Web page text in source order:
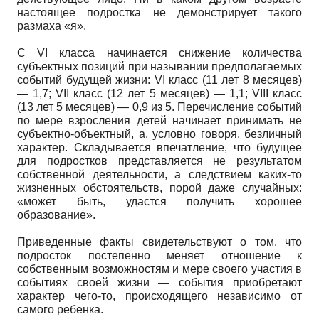
настоящее подростка не демонстрирует такого
размаха «я».
С VI класса начинается снижение количества
субъектных позиций при назывании предполагаемых
событий будущей жизни: VI класс (11 лет 8 месяцев)
— 1,7; VII класс (12 лет 5 месяцев) — 1,1; VIII класс
(13 лет 5 месяцев) — 0,9 из 5. Перечисление событий
по мере взросления детей начинает принимать не
субъектно-объектный, а, условно говоря, безличный
характер. Складывается впечатление, что будущее
для подростков представляется не результатом
собственной деятельности, а следствием каких-то
жизненных обстоятельств, порой даже случайных:
«может быть, удастся получить хорошее
образование».
Приведенные факты свидетельствуют о том, что
подросток постепенно меняет отношение к
собственным возможностям и мере своего участия в
событиях своей жизни — события приобретают
характер чего-то, происходящего независимо от
самого ребенка.